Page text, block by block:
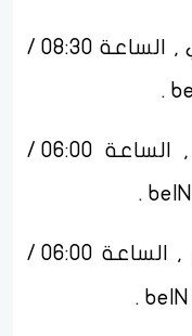
⚽ ـ برايتون × مانشستر سيتي , الساعة 08:30 /
⚽ ـ برينتفورد × بورنموث , الساعة 06:00 /
, الساعة 06:00 /